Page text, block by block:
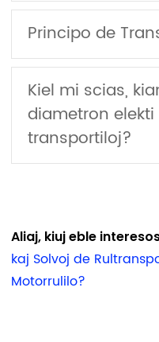
Principo de
Kiel mi scias,
diametron
transportiloj?
Aliaj, kiuj eble
kaj Solvoj de
Motorrulilo?